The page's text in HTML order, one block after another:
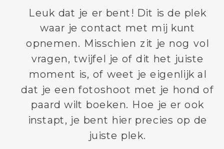
Leuk dat je er bent! Dit is de plek
waar je contact met mij kunt
opnemen. Misschien zit je nog vol
vragen, twijfel je of dit het juiste
moment is, of weet je eigenlijk al
dat je een fotoshoot met je hond of
paard wilt boeken. Hoe je er ook
instapt, je bent hier precies op de
juiste plek.